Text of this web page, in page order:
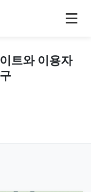
트와 이용자